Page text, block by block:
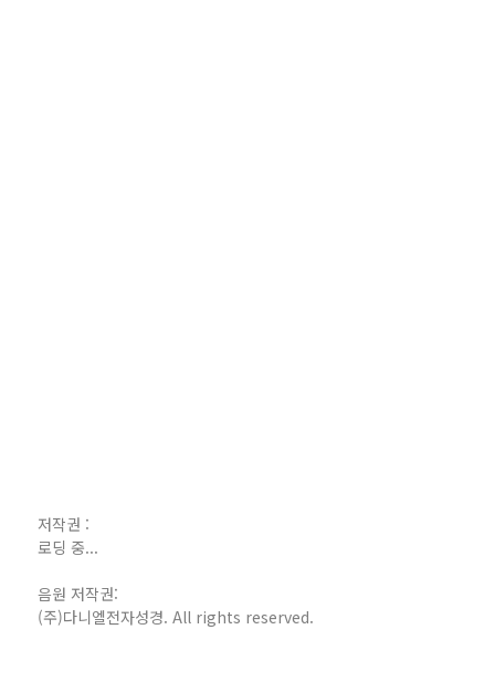
저작권 :
로딩 중...
음원 저작권:
(주)다니엘전자성경. All rights reserved.